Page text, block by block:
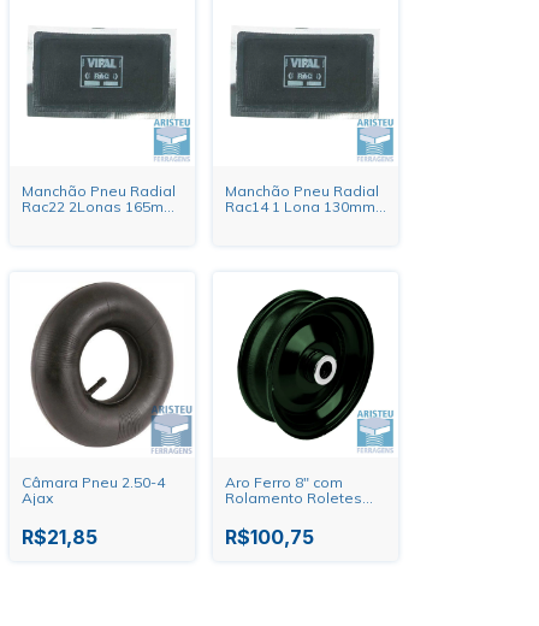
Manchão Pneu Radial
Rac22 2Lonas 165mm
Manchão Pneu Radial
Rac14 1 Lona 130mm
Câmara Pneu 2.50-4
Ajax
R$21,85
Aro Ferro 8" com
Rolamento Roletes
R$100,75